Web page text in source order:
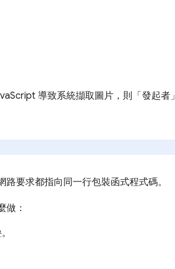
導致系統擷取圖片，則「發起者」
路要求都指向同一行包裝函式程式碼。
做：